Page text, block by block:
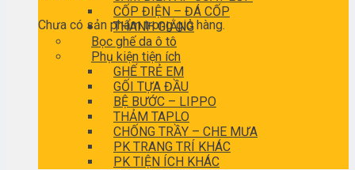
Chưa có sản phẩm trong giỏ hàng.
CỐP ĐIỆN – ĐÁ CỐP
THANH GIẰNG
Bọc ghế da ô tô
Phụ kiện tiện ích
GHẾ TRẺ EM
GỐI TỰA ĐẦU
BỆ BƯỚC – LIPPO
THẢM TAPLO
CHỐNG TRẦY – CHE MƯA
PK TRANG TRÍ KHÁC
PK TIỆN ÍCH KHÁC